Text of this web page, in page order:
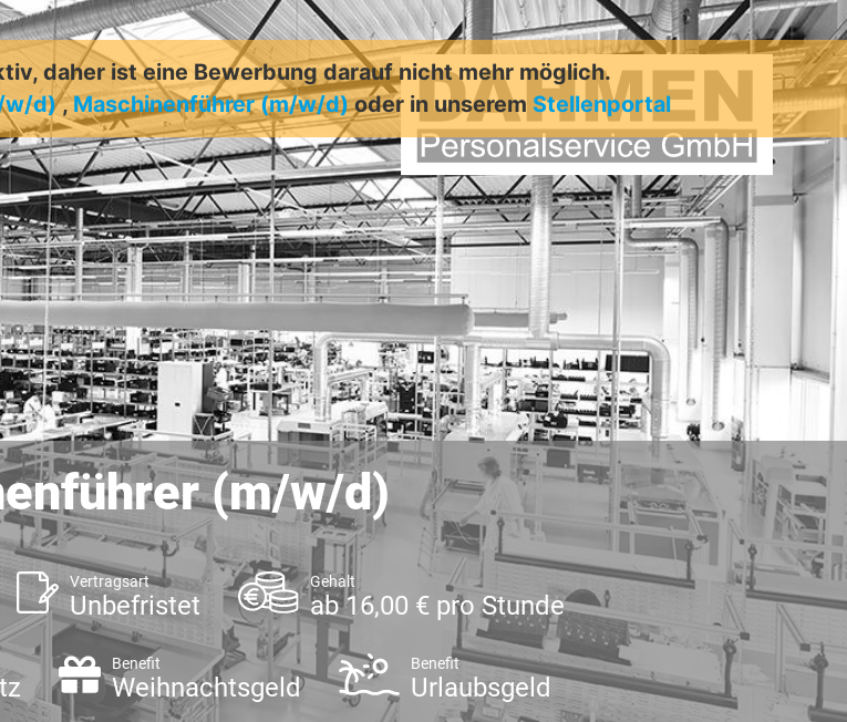
daher ist eine Bewerbung darauf nicht mehr möglich.
w/d),Maschinenführer (m/w/d) oder in unserem Stellenportal
(m/w/d)
Vertragsart
Unbefristet
Gehalt
ab 16,00 € pro Stunde
Benefit
Weihnachtsgeld
Benefit
Urlaubsgeld